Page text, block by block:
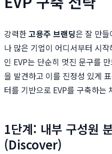
강력한고용주 브랜딩은 잘 만
나 많은 기업이 어디서부터 시
인 EVP는 단순히 멋진 문구를
을 발견하고 이를 진정성 있게
터를 기반으로 EVP를 구축하는
1단계: 내부 구성원
(Discover)